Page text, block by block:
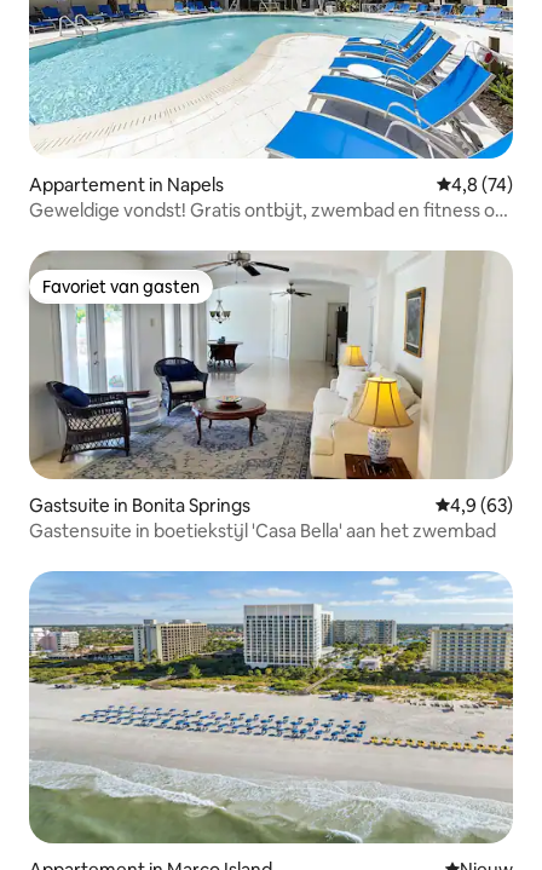
Appartement in Napels
4,8 (74)
Geweldige vondst! Gratis ontbijt, zwembad en fitness op
Favoriet van gasten
Favoriet van gasten
Gastsuite in Bonita Springs Gemiddelde
4,9 (63)
Gastensuite in boetiekstijl 'Casa Bella' aan het zwembad